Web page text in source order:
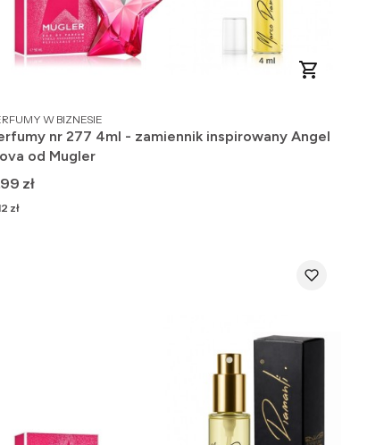
W BIZNESIE
nr 277 4ml - zamiennik inspirowany Angel
od Mugler
zł
zł